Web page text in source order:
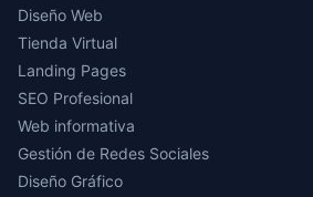
Diseño Web
Tienda Virtual
Landing Pages
SEO Profesional
Web informativa
Gestión de Redes Sociales
Diseño Gráfico